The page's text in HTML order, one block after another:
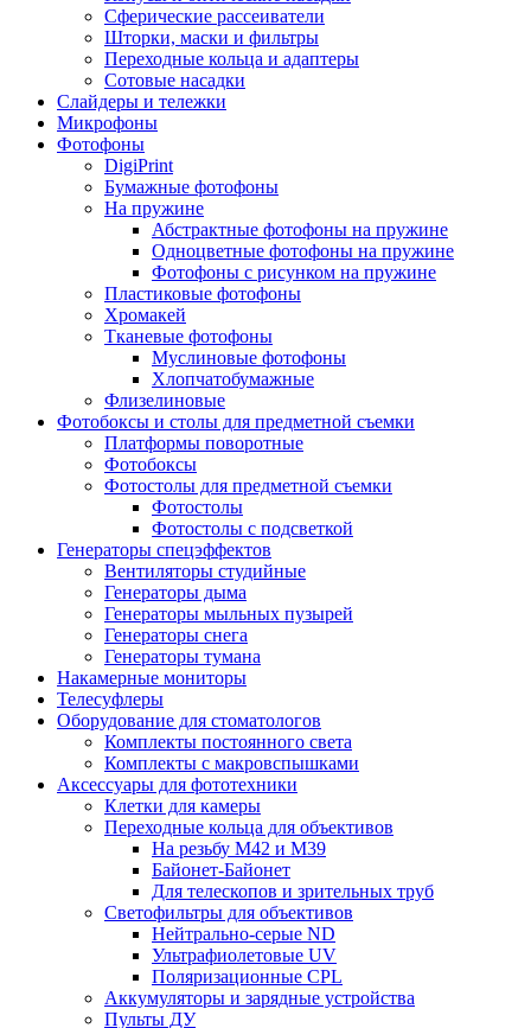
Сферические рассеиватели
Шторки, маски и фильтры
Переходные кольца и адаптеры
Сотовые насадки
Слайдеры и тележки
Микрофоны
Фотофоны
DigiPrint
Бумажные фотофоны
На пружине
Абстрактные фотофоны на пружине
Одноцветные фотофоны на пружине
Фотофоны с рисунком на пружине
Пластиковые фотофоны
Хромакей
Тканевые фотофоны
Муслиновые фотофоны
Хлопчатобумажные
Флизелиновые
Фотобоксы и столы для предметной съемки
Платформы поворотные
Фотобоксы
Фотостолы для предметной съемки
Фотостолы
Фотостолы с подсветкой
Генераторы спецэффектов
Вентиляторы студийные
Генераторы дыма
Генераторы мыльных пузырей
Генераторы снега
Генераторы тумана
Накамерные мониторы
Телесуфлеры
Оборудование для стоматологов
Комплекты постоянного света
Комплекты с макровспышками
Аксессуары для фототехники
Клетки для камеры
Переходные кольца для объективов
На резьбу М42 и М39
Байонет-Байонет
Для телескопов и зрительных труб
Светофильтры для объективов
Нейтрально-серые ND
Ультрафиолетовые UV
Поляризационные CPL
Аккумуляторы и зарядные устройства
Пульты ДУ